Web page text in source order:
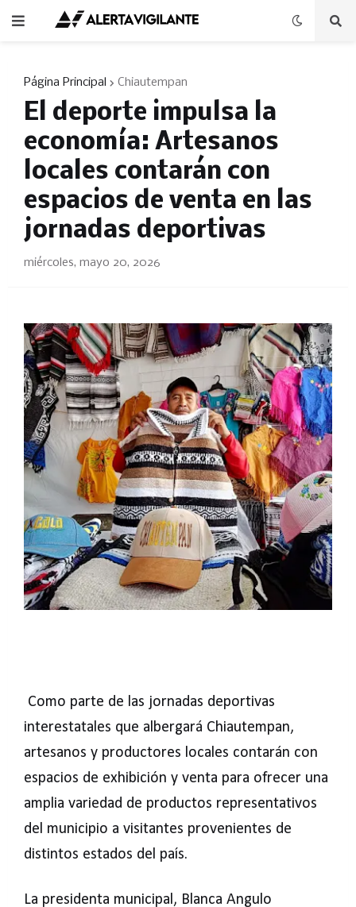
Página Principal Chiautempan
El deporte impulsa la
economía: Artesanos
locales contarán con
espacios de venta en las
jornadas deportivas
miércoles, mayo 20, 2026
Como parte de las jornadas deportivas
interestatales que albergará Chiautempan,
artesanos y productores locales contarán con
espacios de exhibición y venta para ofrecer una
amplia variedad de productos representativos
del municipio a visitantes provenientes de
distintos estados del país.
La presidenta municipal, Blanca Angulo